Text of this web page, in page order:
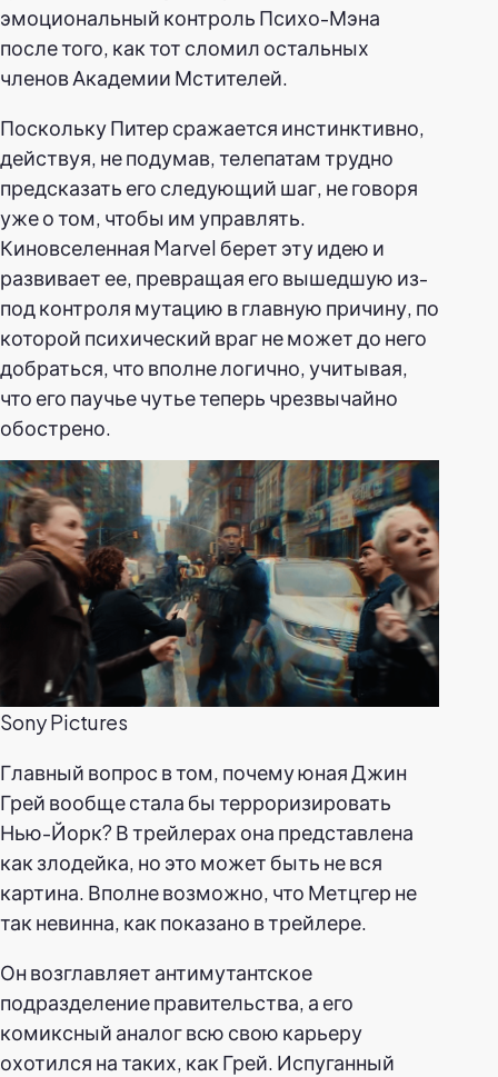
эмоциональный контроль Психо-Мэна
после того, как тот сломил остальных
членов Академии Мстителей.
Поскольку Питер сражается инстинктивно,
действуя, не подумав, телепатам трудно
предсказать его следующий шаг, не говоря
уже о том, чтобы им управлять.
Киновселенная Marvel берет эту идею и
развивает ее, превращая его вышедшую из-
под контроля мутацию в главную причину, по
которой психический враг не может до него
добраться, что вполне логично, учитывая,
что его паучье чутье теперь чрезвычайно
обострено.
Sony Pictures
Главный вопрос в том, почему юная Джин
Грей вообще стала бы терроризировать
Нью-Йорк? В трейлерах она представлена
как злодейка, но это может быть не вся
картина. Вполне возможно, что Метцгер не
так невинна, как показано в трейлере.
Он возглавляет антимутантское
подразделение правительства, а его
комиксный аналог всю свою карьеру
охотился на таких, как Грей. Испуганный